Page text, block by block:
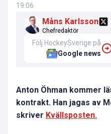
19:06
Måns Karlsson
Chefredaktör
Följ HockeySverige på
Google news
Anton Öhman kommer
kontrakt. Han jagas av
skriver Kvällsposten.